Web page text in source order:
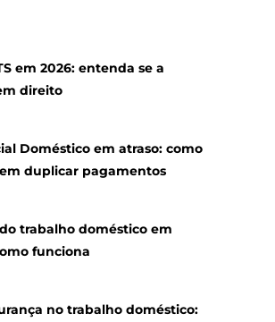
em 2026: entenda se a
direito
Doméstico em atraso: como
duplicar pagamentos
trabalho doméstico em
funciona
no trabalho doméstico: